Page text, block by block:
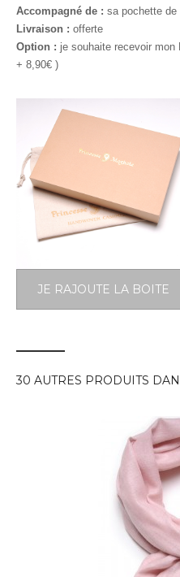
Accompagné de : sa pochette
Livraison : offerte
Option : je souhaite recevoir
+ 8,90€ )
JE RAJOUTE LA BOITE
30 AUTRES PRODUITS